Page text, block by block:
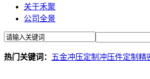
关于禾聚
公司全景
热门关键词： 五金冲压定制 冲压件定制 精